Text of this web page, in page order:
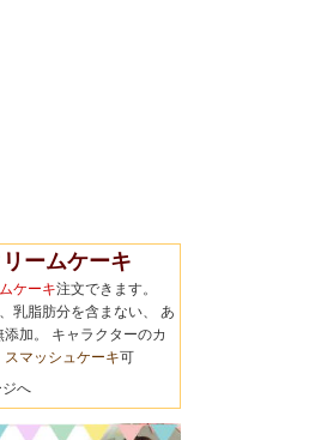
ームケーキ
ケーキ注文できます。
乳脂肪分を含まない、 あ
加。 キャラクターのカ
スマッシュケーキ可
へ